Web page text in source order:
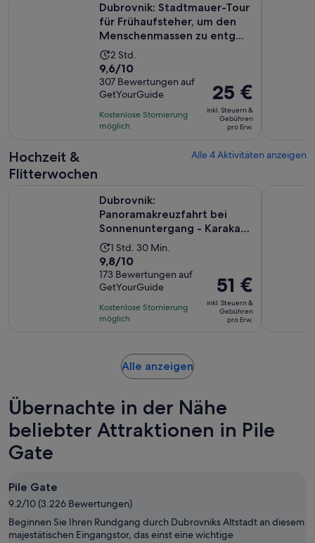
Dubrovnik: Stadtmauer-Tour
für Frühaufsteher, um den
Menschenmassen zu entg...
Die
Aktivität
dauert
2
Stunden
2 Std.
9.6
von
10,
basierend
auf
9,6/10
307 Bewertungen auf
GetYourGuide
Kostenlose Stornierung
möglich
Der
Preis
beträgt
25 €
Erw.
25 €
inkl. Steuern &
Gebühren
pro Erw.
Hochzeit &
Flitterwochen
Alle 4 Aktivitäten anzeigen
Dubrovnik:
Panoramakreuzfahrt bei
Sonnenuntergang - Karaka
Schiff (nur für ...
Die
Aktivität
dauert
1
Stunde
und
Minuten
1 Std. 30 Min.
9.8
von
10,
basierend
auf
9,8/10
173 Bewertungen auf
GetYourGuide
Kostenlose Stornierung
möglich
Der
Preis
beträgt
51 €
51 €
inkl. Steuern &
Gebühren
pro Erw.
Alle anzeigenWird
neuen
geöffnet
Übernachte in der Nähe
beliebter Attraktionen in Pile
Gate
Pile Gate
9.2/10 (3.226 Bewertungen)
Beginnen Sie Ihren Rundgang durch Dubrovniks Altstadt an diesem
majestätischen Eingangstor, das einst eine wichtige